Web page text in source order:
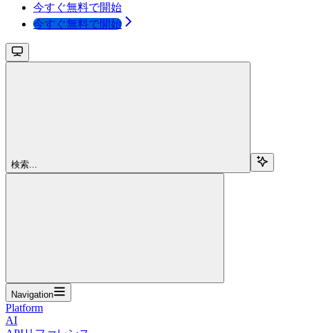
今すぐ無料で開始
今すぐ無料で開始
検索...
Navigation
Platform
AI